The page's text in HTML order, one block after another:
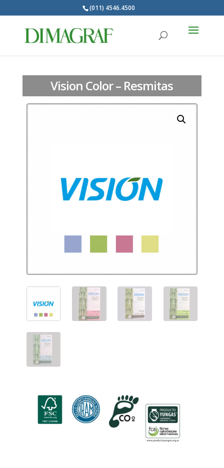
(011) 4546.4500
Products
Vision Color – Resmitas